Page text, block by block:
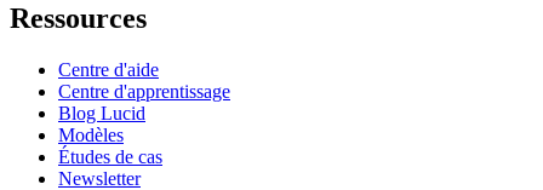
Ressources
Centre d'aide
Centre d'apprentissage
Blog Lucid
Modèles
Études de cas
Newsletter